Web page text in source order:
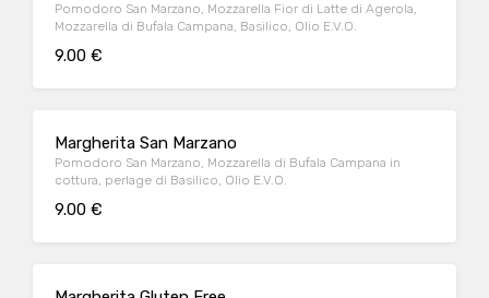
Pomodoro San Marzano, Mozzarella Fior di Latte di Agerola,
Mozzarella di Bufala Campana, Basilico, Olio E.V.O.
9.00 €
Margherita San Marzano
Pomodoro San Marzano, Mozzarella di Bufala Campana in
cottura, perlage di Basilico, Olio E.V.O.
9.00 €